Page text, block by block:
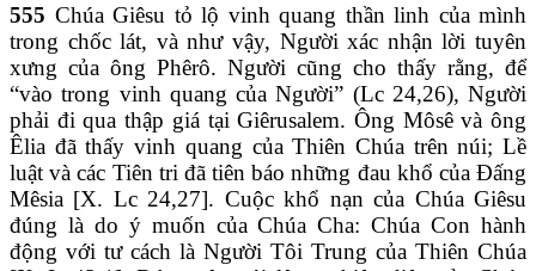
555 Chúa Giêsu tỏ lộ vinh quang thần linh của mình
trong chốc lát, và như vậy, Người xác nhận lời tuyên
xưng của ông Phêrô. Người cũng cho thấy rằng, để
“vào trong vinh quang của Người” (Lc 24,26), Người
phải đi qua thập giá tại Giêrusalem. Ông Môsê và ông
Êlia đã thấy vinh quang của Thiên Chúa trên núi; Lề
luật và các Tiên tri đã tiên báo những đau khổ của Đấng
Mêsia [X. Lc 24,27]. Cuộc khổ nạn của Chúa Giêsu
đúng là do ý muốn của Chúa Cha: Chúa Con hành
động với tư cách là Người Tôi Trung của Thiên Chúa